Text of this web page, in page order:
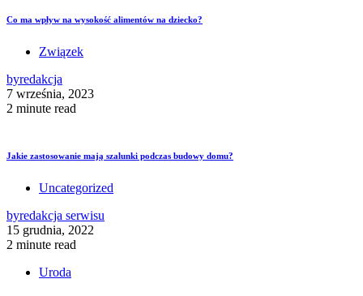
Co ma wpływ na wysokość alimentów na dziecko?
Związek
byredakcja
7 września, 2023
2 minute read
Jakie zastosowanie mają szalunki podczas budowy domu?
Uncategorized
byredakcja serwisu
15 grudnia, 2022
2 minute read
Uroda